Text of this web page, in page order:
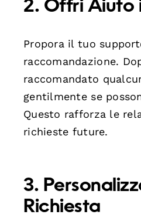
2. Offri Aiuto
Propora il tuo
raccomandazione.
raccomandato
gentilmente se
Questo rafforza le
richieste future.
3.
Richiesta